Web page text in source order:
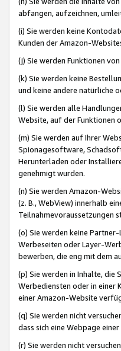
abfangen, aufzeichnen,
(i) Sie werden keine
Kunden der Amazon-
(j) Sie werden Funktionen
(k) Sie werden keine
und keine andere natürliche
(l) Sie werden alle
Website, auf der Funktionen
(m) Sie werden auf Ihrer
Spionagesoftware,
Herunterladen oder
genehmigt wurden.
(n) Sie werden Amazon-
(z. B., WebView) innerhalb
Teilnahmevoraussetzungen
(o) Sie werden keine
Werbeseiten oder Layer-
bewerben, die eng mit dem
(p) Sie werden in Inhalte, die
Werbediensten oder in einer
einer Amazon-Website
(q) Sie werden nicht
dass sich eine Webpage
(r) Sie werden nicht